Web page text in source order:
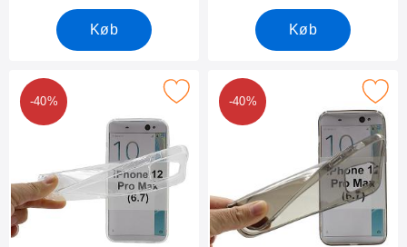
Køb Køb
-40%
ultra Thin TPU Cover iPhone 12 Pro Max (6.7) som favorit
-40%
Marker ultra Thin TPU Cover iPhone